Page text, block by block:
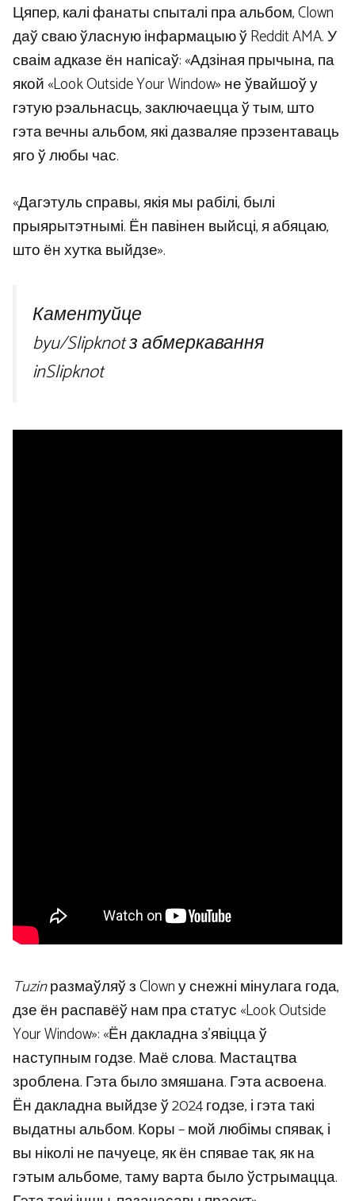
Цяпер, калі фанаты спыталі пра альбом, Clown
даў сваю ўласную інфармацыю ў Reddit AMA. У
сваім адказе ён напісаў: «Адзіная прычына, па
якой «Look Outside Your Window» не ўвайшоў у
гэтую рэальнасць, заключаецца ў тым, што
гэта вечны альбом, які дазваляе прэзентаваць
яго ў любы час.
«Дагэтуль справы, якія мы рабілі, былі
прыярытэтнымі. Ён павінен выйсці, я абяцаю,
што ён хутка выйдзе».
Каментуйце
byu/Slipknot з абмеркавання
inSlipknot
Tuzinразмаўляў з Clown у снежні мінулага года,
дзе ён распавёў нам пра статус «Look Outside
Your Window»: «Ён дакладна з’явіцца ў
наступным годзе. Маё слова. Мастацтва
зроблена. Гэта было змяшана. Гэта асвоена.
Ён дакладна выйдзе ў 2024 годзе, і гэта такі
выдатны альбом. Коры – мой любімы спявак, і
вы ніколі не пачуеце, як ён спявае так, як на
гэтым альбоме, таму варта было ўстрымацца.